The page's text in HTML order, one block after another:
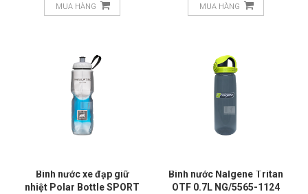
MUA HÀNG MUA HÀNG
Bình nước xe đạp giữ
nhiệt Polar Bottle SPORT
Bình nước Nalgene Tritan
OTF 0.7L NG/5565-1124